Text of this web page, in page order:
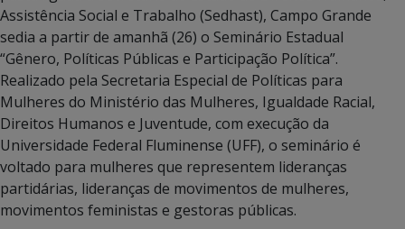
Assistência Social e Trabalho (Sedhast), Campo Grande
sedia a partir de amanhã (26) o Seminário Estadual
“Gênero, Políticas Públicas e Participação Política”.
Realizado pela Secretaria Especial de Políticas para
Mulheres do Ministério das Mulheres, Igualdade Racial,
Direitos Humanos e Juventude, com execução da
Universidade Federal Fluminense (UFF), o seminário é
voltado para mulheres que representem lideranças
partidárias, lideranças de movimentos de mulheres,
movimentos feministas e gestoras públicas.